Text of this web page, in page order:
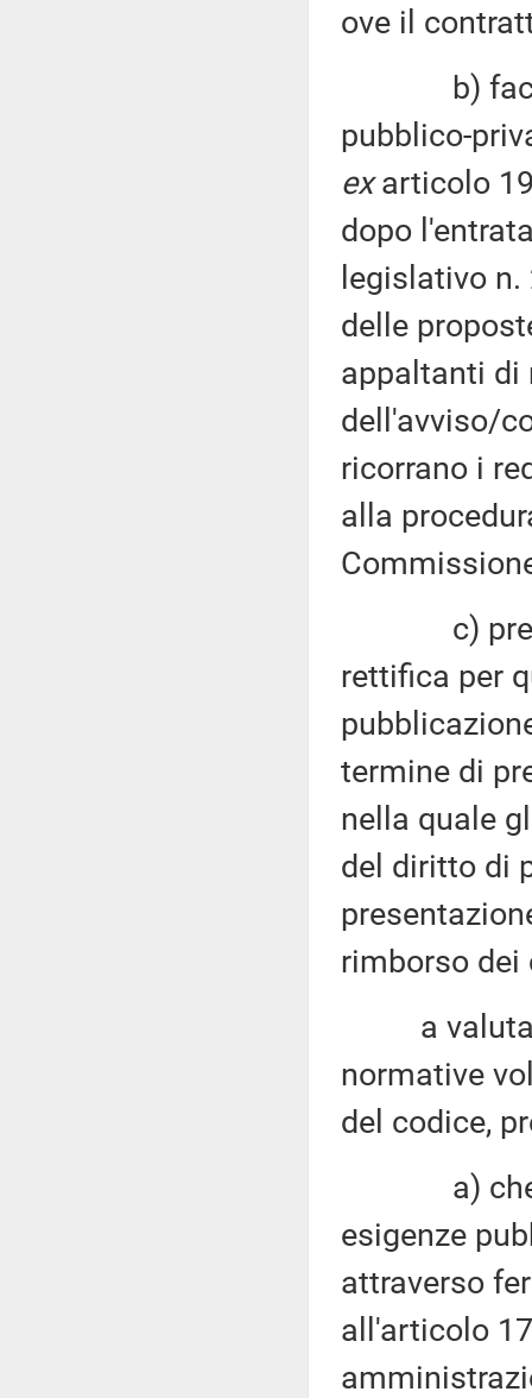
ove il
b)
pubblico-
exarticolo
dopo
legislativo
delle
appaltanti di
dell'avviso/
ricorrano i
alla
c)
rettifica per
termine di
nella quale
del diritto di
rimborso dei
a valutare
normative
del codice,
a) che
esigenze
attraverso
all'articolo